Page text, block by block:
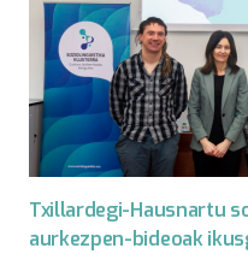
Txillardegi-Hausnartu
aurkezpen-bideoak